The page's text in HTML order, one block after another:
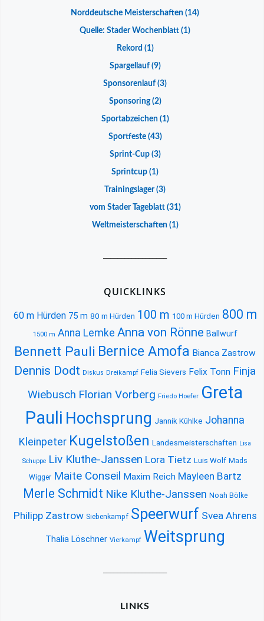
Norddeutsche Meisterschaften (14)
Quelle: Stader Wochenblatt (1)
Rekord (1)
Spargellauf(9)
Sponsorenlauf (3)
Sponsoring(2)
Sportabzeichen(1)
Sportfeste(43)
Sprint-Cup(3)
Sprintcup (1)
Trainingslager(3)
vom Stader Tageblatt(31)
Weltmeisterschaften(1)
QUICKLINKS
60 m Hürden 75 m 80 m Hürden 100 m 100 m Hürden 800 m
1500 m Anna Lemke Anna von Rönne Ballwurf
Bennett Pauli Bernice Amofa Bianca Zastrow
Dennis Dodt Diskus Dreikampf Felia Sievers Felix Tonn Finja
Wiebusch Florian Vorberg Friedo Hoefer Greta
Pauli Hochsprung Jannik Kühlke Johanna
Kleinpeter Kugelstoßen Landesmeisterschaften Lisa
Schuppe Liv Kluthe-Janssen Lora Tietz Luis Wolf Mads
Wigger Maite Conseil Maxim Reich Mayleen Bartz
Merle Schmidt Nike Kluthe-Janssen Noah Bölke
Philipp Zastrow Siebenkampf Speerwurf Svea Ahrens
Thalia Löschner Vierkampf Weitsprung
LINKS